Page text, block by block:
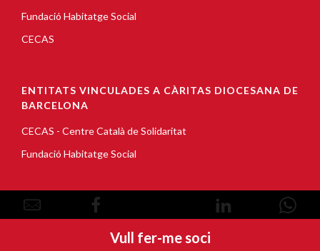
Fundació Habitatge Social
CECAS
ENTITATS VINCULADES A CÀRITAS DIOCESANA DE
BARCELONA
CECAS - Centre Català de Solidaritat
Fundació Habitatge Social
© Copyright 2026, Càritas Barcelona |Avís Legal|
Política de cookies|Política de privacitat
Vull fer-me soci